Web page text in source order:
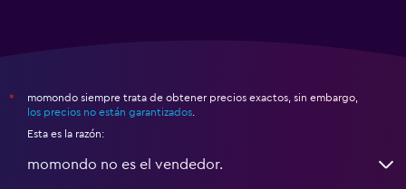
*
momondo siempre trata de obtener precios exactos, sin embargo,
los precios no están garantizados.
Esta es la razón:
momondo no es el vendedor.